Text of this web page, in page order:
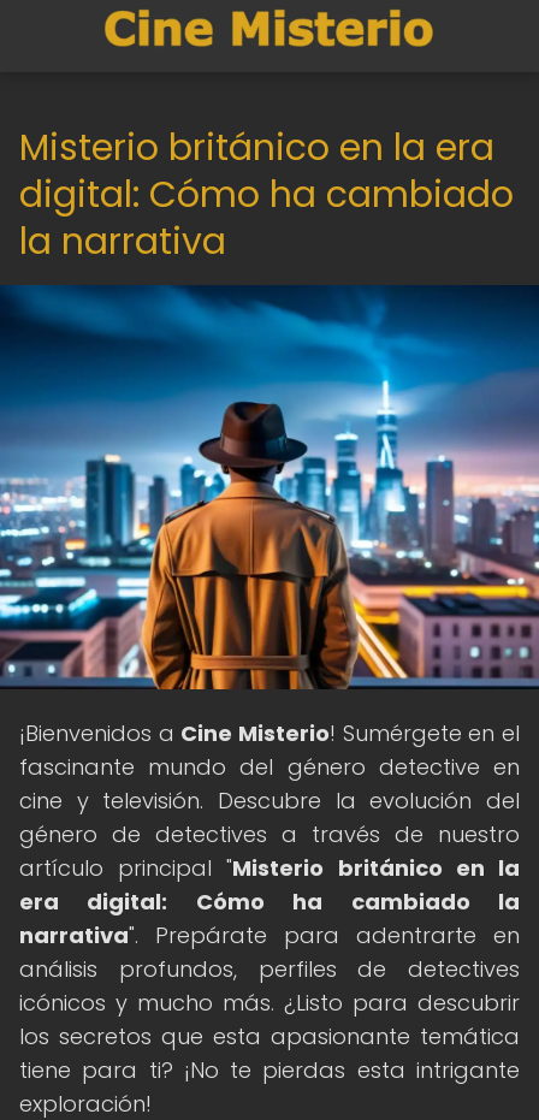
Misterio británico en la era
digital: Cómo ha cambiado
la narrativa
¡Bienvenidos a Cine Misterio! Sumérgete en el
fascinante mundo del género detective en
cine y televisión. Descubre la evolución del
género de detectives a través de nuestro
artículo principal "Misterio británico en la
era digital: Cómo ha cambiado la
narrativa". Prepárate para adentrarte en
análisis profundos, perfiles de detectives
icónicos y mucho más. ¿Listo para descubrir
los secretos que esta apasionante temática
tiene para ti? ¡No te pierdas esta intrigante
exploración!